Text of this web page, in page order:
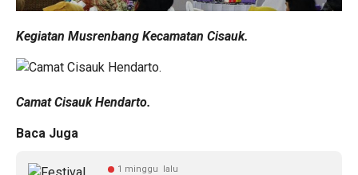
Kegiatan Musrenbang Kecamatan Cisauk.
Camat Cisauk Hendarto.
Baca Juga
1 minggu lalu